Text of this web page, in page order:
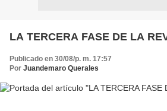
LA TERCERA FASE DE LA
Publicado en 30/08/p. m. 17:57
Por Juandemaro Querales